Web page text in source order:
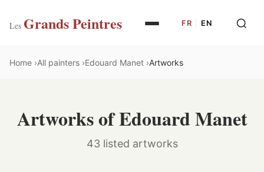
Les Grands Peintres FR EN
Home All painters Edouard Manet Artworks
Artworks of Edouard Manet
43 listed artworks